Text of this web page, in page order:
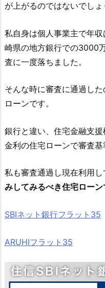
が上がるのではないでしょ
私自身は個人事業主で年
崎県の地方銀行での3000
査に一度落ちました。
そんな時に審査に通過し
ローンです。
銀行と違い、住宅金融支
金利の住宅ローンで審査基
私も審査通過し現在利用し
みしてみるべき住宅ローン
SBIネット銀行フラット35
ARUHIフラット35